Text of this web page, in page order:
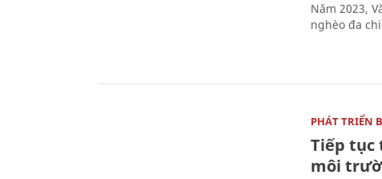
Năm 2023,
nghèo đa
PHÁT TRIỂN
Tiếp tục
môi